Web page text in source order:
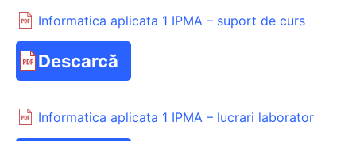
Informatica aplicata 1 IPMA – suport de curs
Descarcă
Informatica aplicata 1 IPMA – lucrari laborator